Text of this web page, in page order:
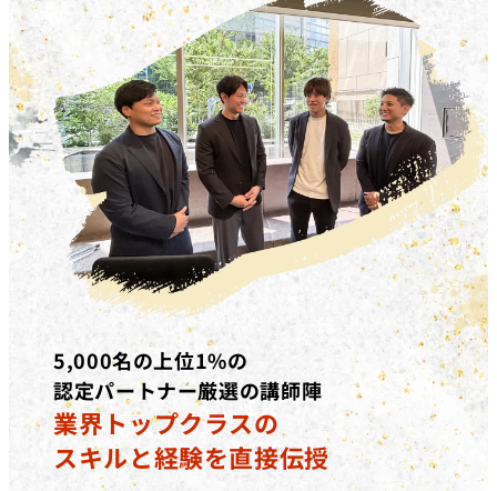
5,000名の上位1%の
認定パートナー厳選の講師陣
業界トップクラスの
スキルと経験を直接伝授